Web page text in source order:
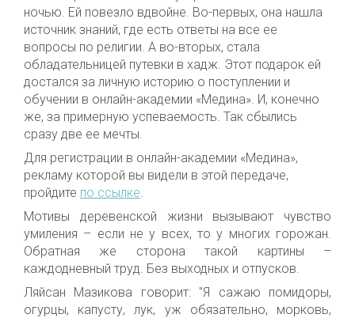
ночью. Ей повезло вдвойне. Во-первых, она нашла
источник знаний, где есть ответы на все ее
вопросы по религии. А во-вторых, стала
обладательницей путевки в хадж. Этот подарок ей
достался за личную историю о поступлении и
обучении в онлайн-академии «Медина». И, конечно
же, за примерную успеваемость. Так сбылись
сразу две ее мечты.
Для регистрации в онлайн-академии «Медина»,
рекламу которой вы видели в этой передаче,
пройдите по ссылке
Мотивы деревенской жизни вызывают чувство
умиления – если не у всех, то у многих горожан.
Обратная же сторона такой картины –
каждодневный труд. Без выходных и отпусков.
Ляйсан Мазикова говорит: "Я сажаю помидоры,
огурцы, капусту, лук, уж обязательно, морковь,